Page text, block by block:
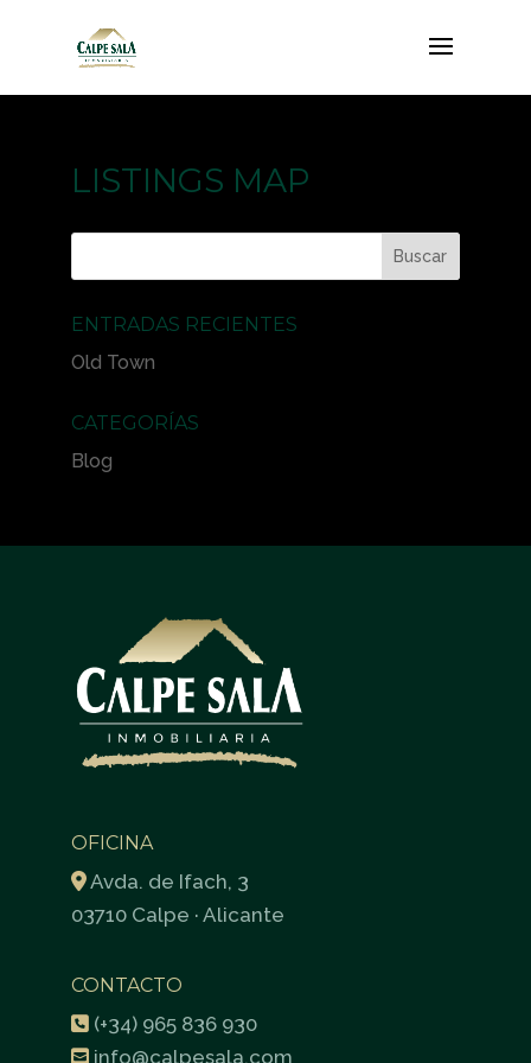
LISTINGS MAP
ENTRADAS RECIENTES
Old Town
CATEGORÍAS
Blog
OFICINA
Avda. de Ifach, 3
03710 Calpe · Alicante
CONTACTO
(+34) 965 836 930
info@calpesala.com